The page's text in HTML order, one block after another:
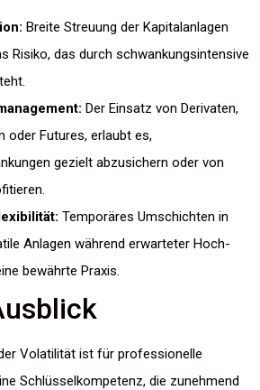
Breite Streuung der Kapitalanlagen
Risiko, das durch schwankungsintensive
Der Einsatz von Derivaten,
oder Futures, erlaubt es,
gezielt abzusichern oder von
Temporäres Umschichten in
Anlagen während erwarteter Hoch-
bewährte Praxis.
Volatilität ist für professionelle
Schlüsselkompetenz, die zunehmend